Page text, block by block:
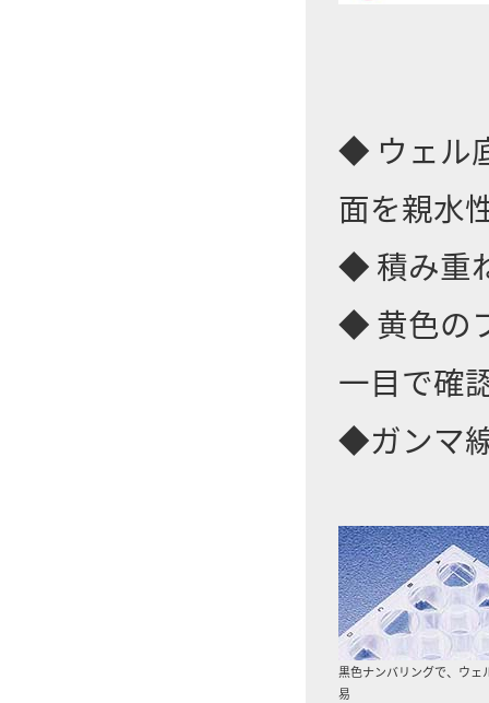
◆ ウェル
面を親水
◆ 積み重
◆ 黄色の
一目で確
◆ガンマ
黒色ナンバリングで、ウェ
易